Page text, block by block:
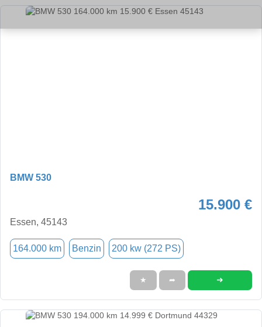
BMW 530
15.900 €
Essen, 45143
164.000 km Benzin 200 kw (272 PS)
★ ➦ ➜